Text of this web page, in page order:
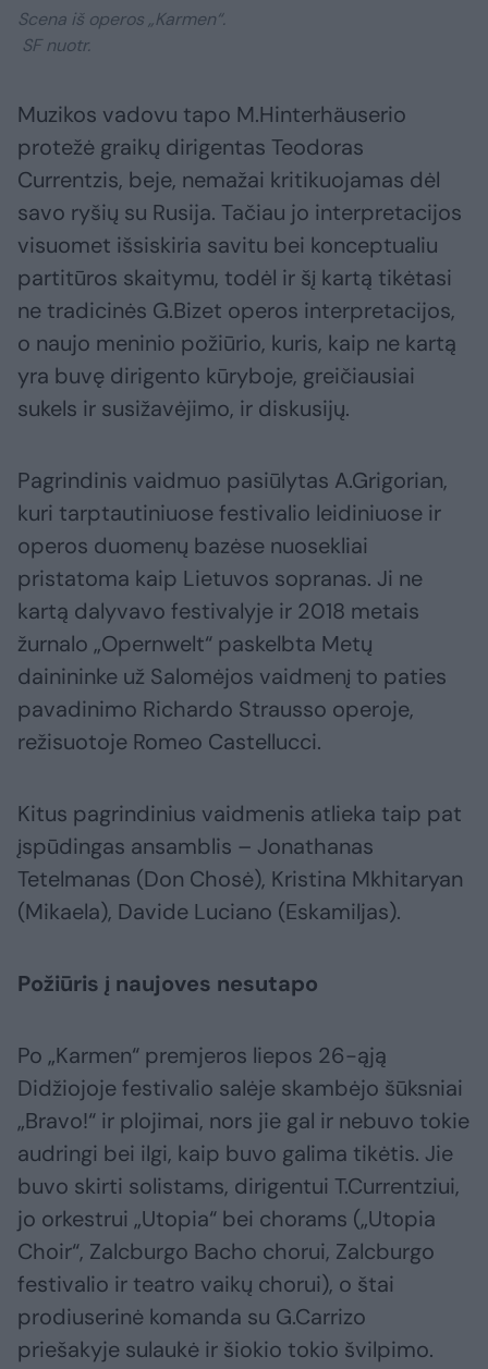
Scena iš operos „Karmen“.
SF nuotr.
Muzikos vadovu tapo M.Hinterhäuserio
protežė graikų dirigentas Teodoras
Currentzis, beje, nemažai kritikuojamas dėl
savo ryšių su Rusija. Tačiau jo interpretacijos
visuomet išsiskiria savitu bei konceptualiu
partitūros skaitymu, todėl ir šį kartą tikėtasi
ne tradicinės G.Bizet operos interpretacijos,
o naujo meninio požiūrio, kuris, kaip ne kartą
yra buvę dirigento kūryboje, greičiausiai
sukels ir susižavėjimo, ir diskusijų.
Pagrindinis vaidmuo pasiūlytas A.Grigorian,
kuri tarptautiniuose festivalio leidiniuose ir
operos duomenų bazėse nuosekliai
pristatoma kaip Lietuvos sopranas. Ji ne
kartą dalyvavo festivalyje ir 2018 metais
žurnalo „Opernwelt“ paskelbta Metų
dainininke už Salomėjos vaidmenį to paties
pavadinimo Richardo Strausso operoje,
režisuotoje Romeo Castellucci.
Kitus pagrindinius vaidmenis atlieka taip pat
įspūdingas ansamblis – Jonathanas
Tetelmanas (Don Chosė), Kristina Mkhitaryan
(Mikaela), Davide Luciano (Eskamiljas).
Požiūris į naujoves nesutapo
Po „Karmen“ premjeros liepos 26-ąją
Didžiojoje festivalio salėje skambėjo šūksniai
„Bravo!“ ir plojimai, nors jie gal ir nebuvo tokie
audringi bei ilgi, kaip buvo galima tikėtis. Jie
buvo skirti solistams, dirigentui T.Currentziui,
jo orkestrui „Utopia“ bei chorams („Utopia
Choir“, Zalcburgo Bacho chorui, Zalcburgo
festivalio ir teatro vaikų chorui), o štai
prodiuserinė komanda su G.Carrizo
priešakyje sulaukė ir šiokio tokio švilpimo.